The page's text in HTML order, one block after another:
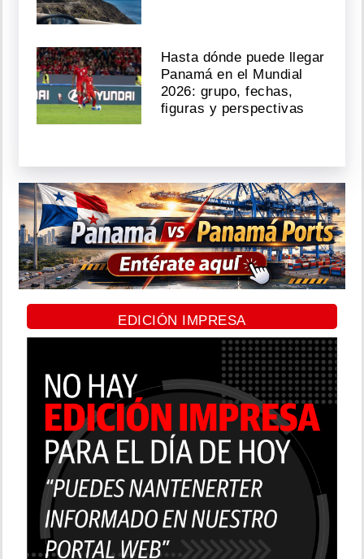
Hasta dónde puede llegar
Panamá en el Mundial
2026: grupo, fechas,
figuras y perspectivas
EDICIÓN IMPRESA